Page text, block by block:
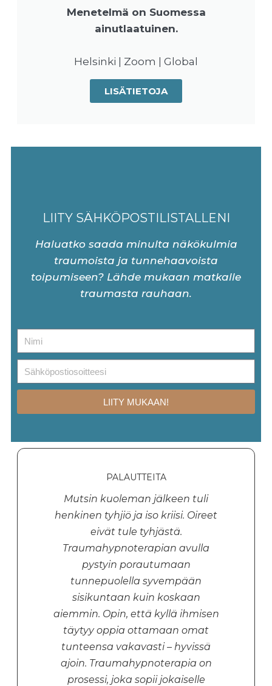
Menetelmä on Suomessa
ainutlaatuinen.
Helsinki | Zoom | Global
LISÄTIETOJA
LIITY SÄHKÖPOSTILISTALLENI
Haluatko saada minulta näkökulmia
traumoista ja tunnehaavoista
toipumiseen? Lähde mukaan matkalle
traumasta rauhaan.
LIITY MUKAAN!
PALAUTTEITA
Mutsin kuoleman jälkeen tuli
henkinen tyhjiö ja iso kriisi. Oireet
eivät tule tyhjästä.
Traumahypnoterapian avulla
pystyin porautumaan
tunnepuolella syvempään
sisikuntaan kuin koskaan
aiemmin. Opin, että kyllä ihmisen
täytyy oppia ottamaan omat
tunteensa vakavasti – hyvissä
ajoin. Traumahypnoterapia on
prosessi, joka sopii jokaiselle